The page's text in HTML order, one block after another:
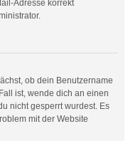
Adresse korrekt
ob dein Benutzername
ist, wende dich an einen
nicht gesperrt wurdest. Es
mit der Website